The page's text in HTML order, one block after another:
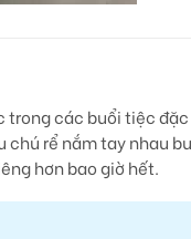
trong các buổi tiệc
chú rể nắm tay nhau
hơn bao giờ hết.